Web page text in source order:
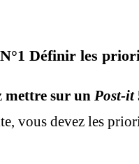
Définir les
mettre sur un Post-it
vous devez les